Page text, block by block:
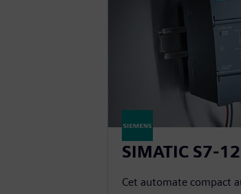
SIMATIC S7-
Cet automate compact